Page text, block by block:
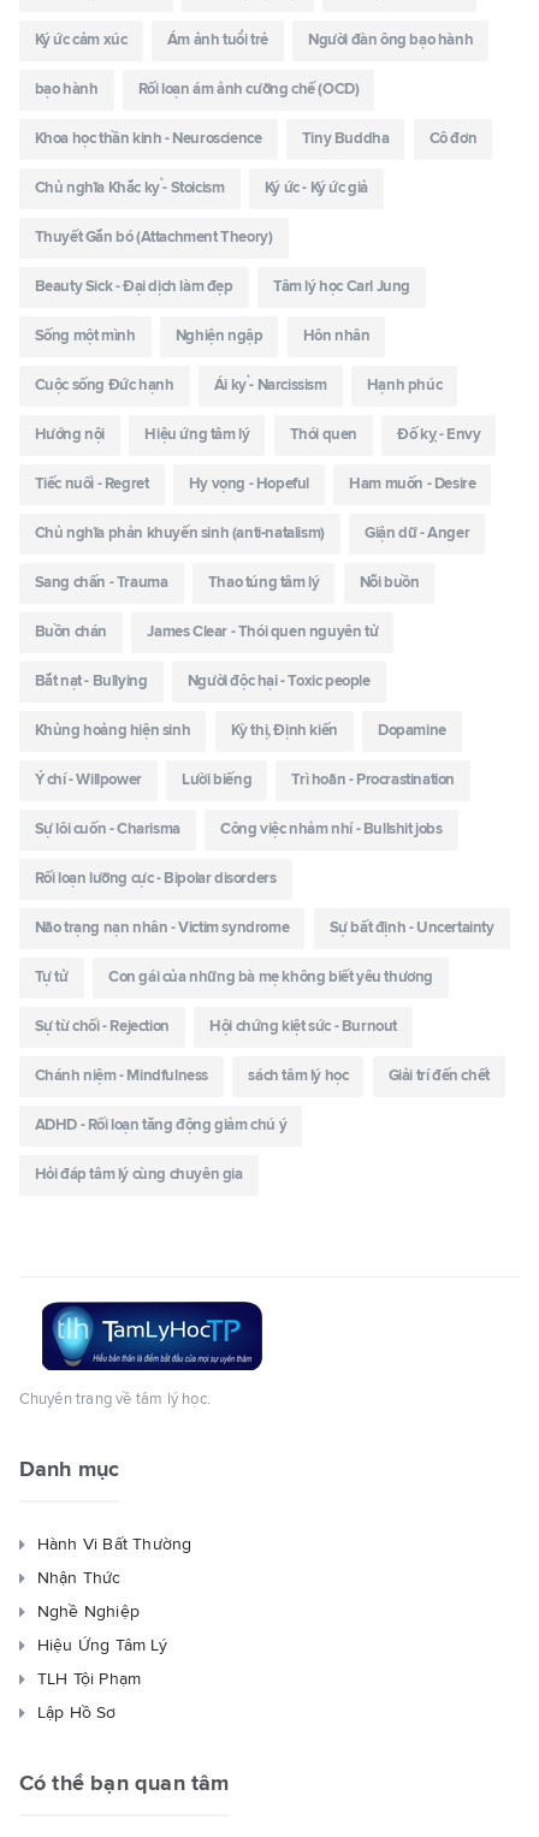
Ký ức cảm xúc Ám ảnh tuổi trẻ Người đàn ông bạo hành
bạo hành Rối loạn ám ảnh cưỡng chế (OCD)
Khoa học thần kinh - Neuroscience Tiny Buddha Cô đơn
Chủ nghĩa Khắc kỷ - Stoicism Ký ức - Ký ức giả
Thuyết Gắn bó (Attachment Theory)
Beauty Sick - Đại dịch làm đẹp Tâm lý học Carl Jung
Sống một mình Nghiện ngập Hôn nhân
Cuộc sống Đức hạnh Ái kỷ - Narcissism Hạnh phúc
Hướng nội Hiệu ứng tâm lý Thói quen Đố kỵ - Envy
Tiếc nuối - Regret Hy vọng - Hopeful Ham muốn - Desire
Chủ nghĩa phản khuyến sinh (anti-natalism) Giận dữ - Anger
Sang chấn - Trauma Thao túng tâm lý Nỗi buồn
Buồn chán James Clear - Thói quen nguyên tử
Bắt nạt - Bullying Người độc hại - Toxic people
Khủng hoảng hiện sinh Kỳ thị, Định kiến Dopamine
Ý chí - Willpower Lười biếng Trì hoãn - Procrastination
Sự lôi cuốn - Charisma Công việc nhảm nhí - Bullshit jobs
Rối loạn lưỡng cực - Bipolar disorders
Não trạng nạn nhân - Victim syndrome Sự bất định - Uncertainty
Tự tử Con gái của những bà mẹ không biết yêu thương
Sự từ chối - Rejection Hội chứng kiệt sức - Burnout
Chánh niệm - Mindfulness sách tâm lý học Giải trí đến chết
ADHD - Rối loạn tăng động giảm chú ý
Hỏi đáp tâm lý cùng chuyên gia
Chuyên trang về tâm lý học.
Danh mục
Hành Vi Bất Thường
Nhận Thức
Nghề Nghiệp
Hiệu Ứng Tâm Lý
TLH Tội Phạm
Lập Hồ Sơ
Có thể bạn quan tâm